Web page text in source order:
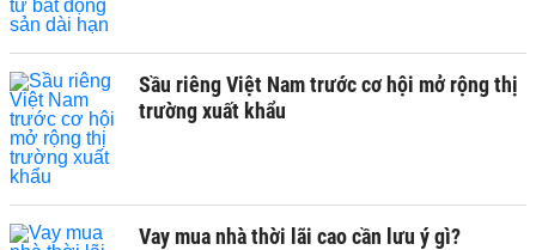
Sầu riêng Việt Nam trước cơ hội mở rộng thị
trường xuất khẩu
Vay mua nhà thời lãi cao cần lưu ý gì?